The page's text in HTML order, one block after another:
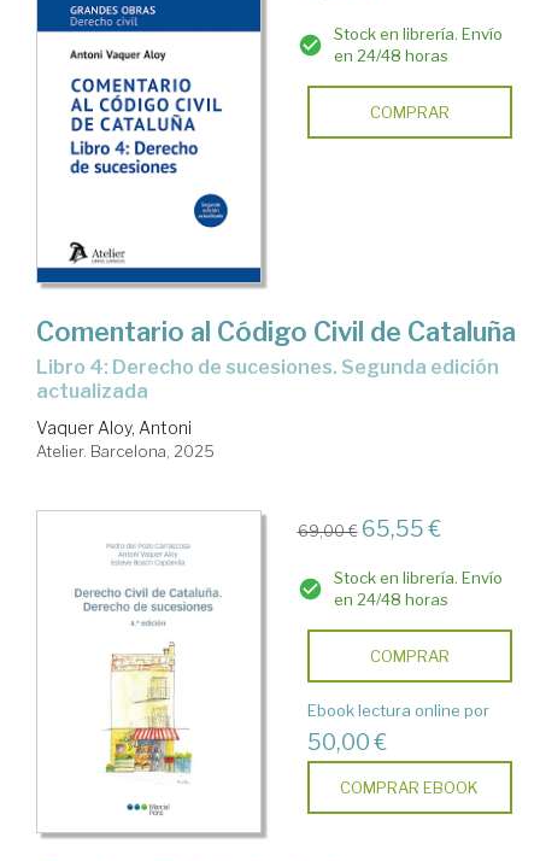
Stock en librería. Envío
en 24/48 horas
COMPRAR
Comentario al Código Civil de Cataluña
Libro 4: Derecho de sucesiones. Segunda edición
actualizada
Vaquer Aloy, Antoni
Atelier. Barcelona, 2025
69,00 € 65,55 €
Stock en librería. Envío
en 24/48 horas
COMPRAR
Ebook lectura online por
50,00 €
COMPRAR EBOOK